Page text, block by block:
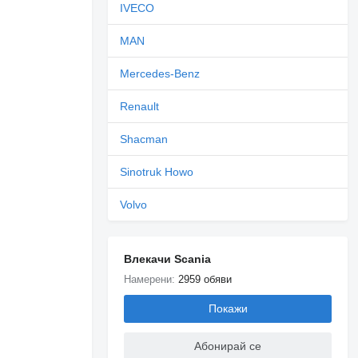
IVECO
MAN
Mercedes-Benz
Renault
Shacman
Sinotruk Howo
Volvo
Влекачи Scania
Намерени: 2959 обяви
Покажи
Абонирай се